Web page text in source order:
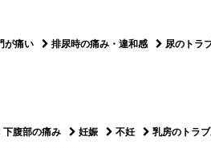
が痛い 排尿時の痛み・違和感 尿のトラ
下腹部の痛み 妊娠 不妊
乳房のトラブ